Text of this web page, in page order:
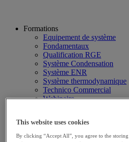
Formations
Equipement de système
Fondamentaux
Qualification RGE
Système Condensation
Système ENR
Système thermodynamique
Technico Commercial
Webinaire
Planning
Contactez-nous
This website uses cookies
By clicking “Accept All”, you agree to the